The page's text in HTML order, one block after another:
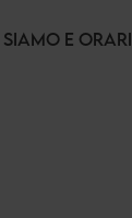
SIAMO E ORARI